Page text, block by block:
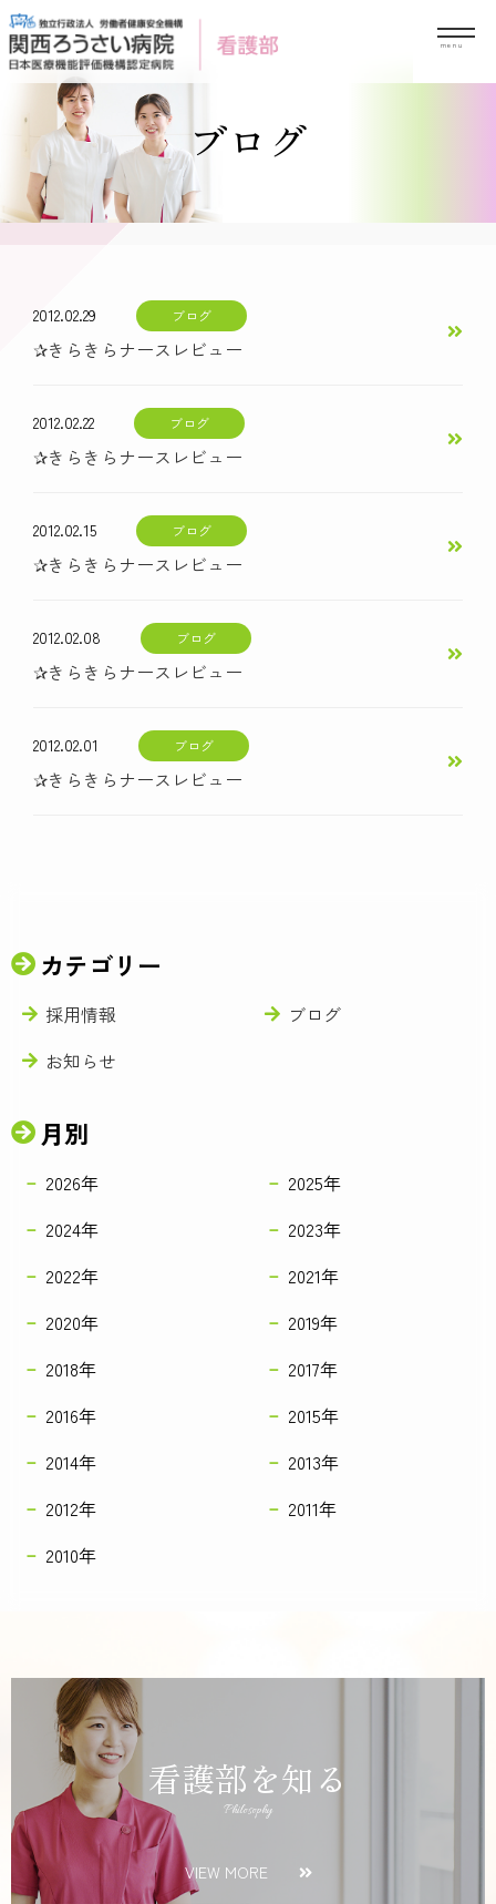
Skip
to
content
ブログ
2012.02.29 ブログ
✰きらきらナースレビュー
2012.02.22 ブログ
✰きらきらナースレビュー
2012.02.15 ブログ
✰きらきらナースレビュー
2012.02.08 ブログ
✰きらきらナースレビュー
2012.02.01 ブログ
✰きらきらナースレビュー
カテゴリー
採用情報
ブログ
お知らせ
月別
2026年
2025年
2024年
2023年
2022年
2021年
2020年
2019年
2018年
2017年
2016年
2015年
2014年
2013年
2012年
2011年
2010年
看護部を知る
Philosophy
VIEW MORE